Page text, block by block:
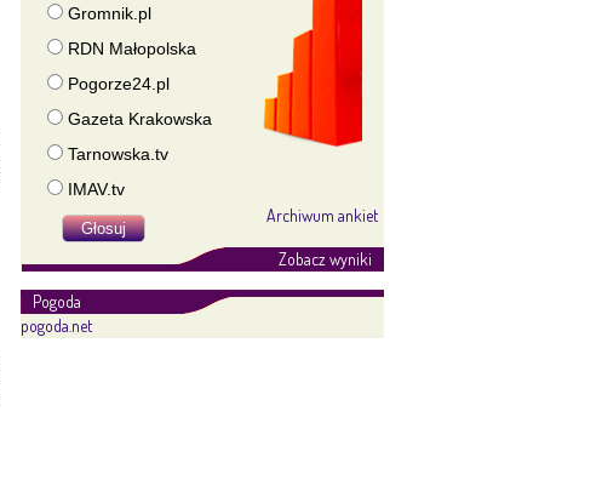
Gromnik.pl
RDN Małopolska
Pogorze24.pl
Gazeta Krakowska
Tarnowska.tv
IMAV.tv
Zobacz wyniki
Archiwum ankiet
Pogoda
pogoda.net